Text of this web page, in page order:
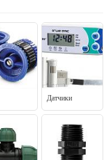
Датчики